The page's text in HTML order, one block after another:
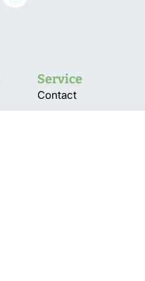
Service
Contact